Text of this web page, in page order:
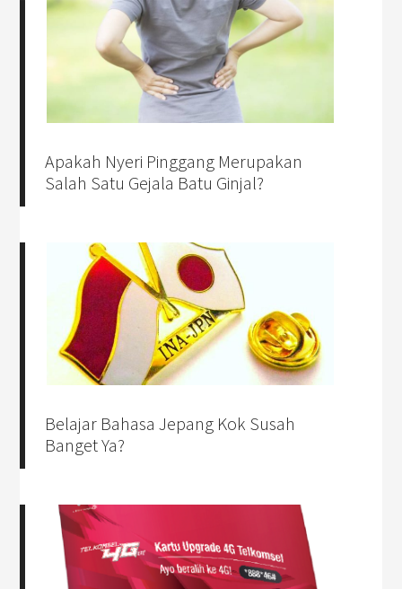
Apakah Nyeri Pinggang Merupakan
Salah Satu Gejala Batu Ginjal?
Belajar Bahasa Jepang Kok Susah
Banget Ya?